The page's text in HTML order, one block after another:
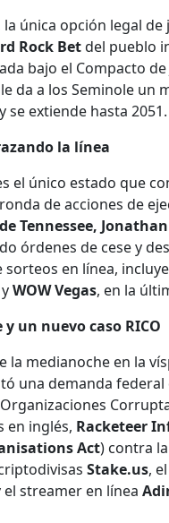
úni­ca opción legal de
Rock Betdel pueblo
bajo el Com­pacto de
da a los Semi­nole un
se extiende has­ta 2051.
la línea
el úni­co esta­do que
de acciones de
Ten­nessee,
órdenes de cese y
sor­te­os en línea,
yWOW Vegas, en la
un nue­vo caso RICO
la medi­anoche en la
una deman­da fed­er­al
Orga­ni­za­ciones
en inglés, Rack­e­teer
Act) con­tra
Stake.us,
el stream­er en línea